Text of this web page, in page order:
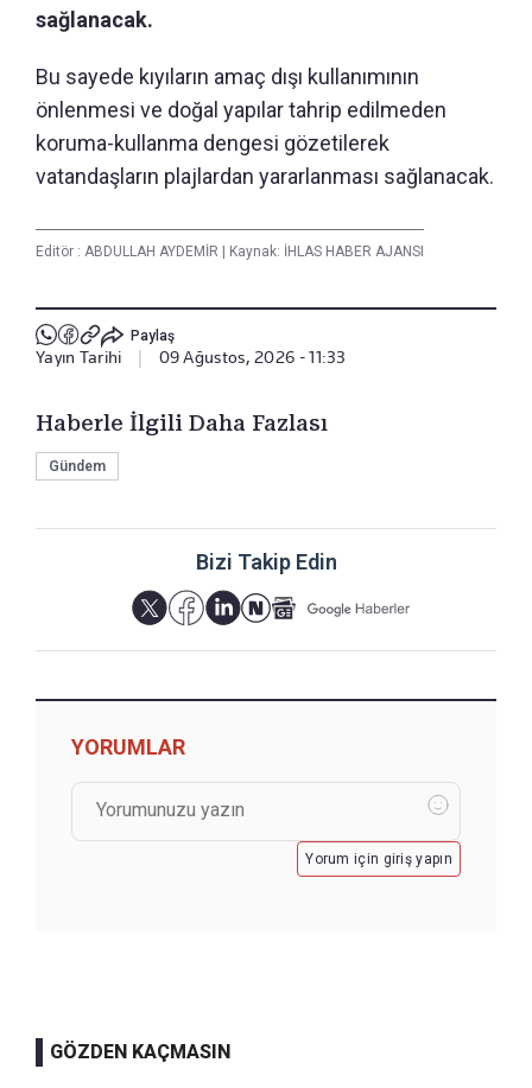
sağlanacak.
Bu sayede kıyıların amaç dışı kullanımının
önlenmesi ve doğal yapılar tahrip edilmeden
koruma-kullanma dengesi gözetilerek
vatandaşların plajlardan yararlanması sağlanacak.
Editör : ABDULLAH AYDEMİR | Kaynak: İHLAS HABER AJANSI
Paylaş
Yayın Tarihi | 09 Ağustos, 2026 - 11:33
Haberle İlgili Daha Fazlası
Gündem
Bizi Takip Edin
YORUMLAR
Yorum için giriş yapın
GÖZDEN KAÇMASIN